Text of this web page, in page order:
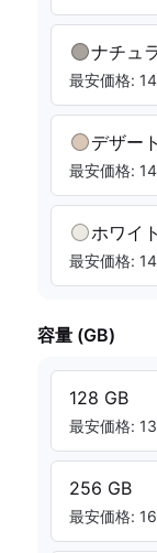
ナチュ
最安価格:
デザー
最安価格:
ホワイ
最安価格:
容量 (GB)
128 GB
最安価格:
256 GB
最安価格: